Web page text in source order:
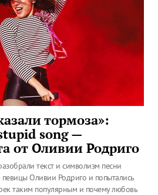
тормоза»:
song —
от Оливии Родриго
текст и символизм песни
Оливии Родриго и попытались
таким популярным и почему любовь